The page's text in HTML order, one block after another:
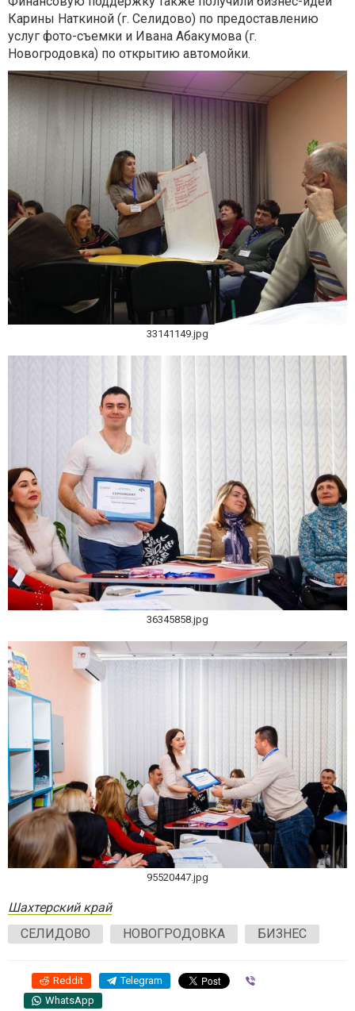
Карины Наткиной (г. Селидово) по предоставлению
услуг фото-съемки и Ивана Абакумова (г.
Новогродовка) по открытию автомойки.
33141149.jpg
36345858.jpg
95520447.jpg
Шахтерский край
СЕЛИДОВО
НОВОГРОДОВКА БИЗНЕС
Reddit Telegram
WhatsApp